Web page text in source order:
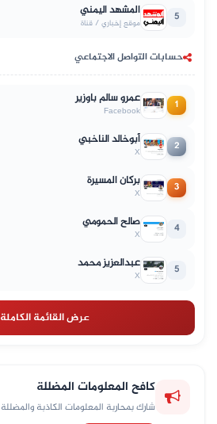
5 المشهد اليمني
موقع إخباري / قناة
حسابات التواصل الاجتماعي
1 عمرو سالم باوزير
Facebook
2 أبوخالد الناخبي
X
3 بركان المسيرة
X
4 صالح الحمومي
X
5 عبدالعزيز محمد
X
عرض القائمة الكاملة
كافح المعلومات المضللة
شارك بمحاربة المعلومات الكاذبة